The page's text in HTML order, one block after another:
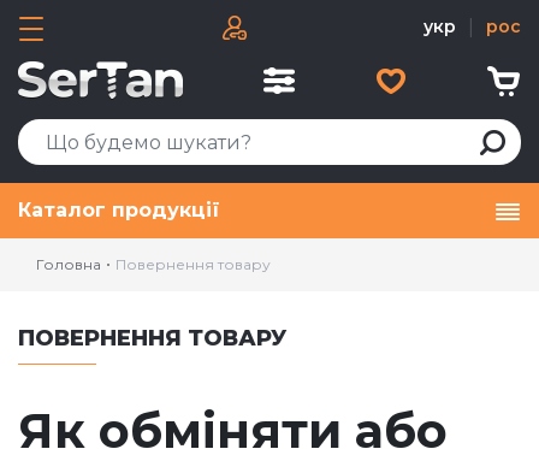
укр рос
Каталог продукції
Головна Повернення товару
ПОВЕРНЕННЯ ТОВАРУ
Як обміняти або